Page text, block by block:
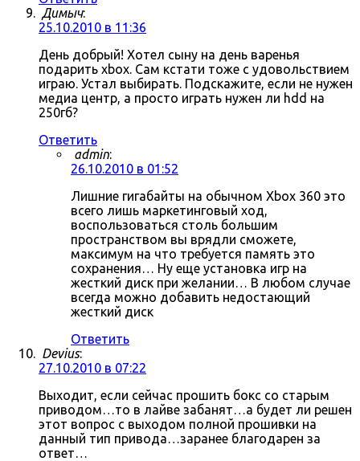
Димыч:
25.10.2010 в 11:36
День добрый! Хотел сыну на день варенья
подарить xbox. Сам кстати тоже с удовольствием
играю. Устал выбирать. Подскажите, если не нужен
медиа центр, а просто играть нужен ли hdd на
250гб?
Ответить
admin:
26.10.2010 в 01:52
Лишние гигабайты на обычном Xbox 360 это
всего лишь маркетинговый ход,
воспользоваться столь большим
пространством вы врядли сможете,
максимум на что требуется память это
сохранения… Ну еще установка игр на
жесткий диск при желании… В любом случае
всегда можно добавить недостающий
жесткий диск
Ответить
Devius:
27.10.2010 в 07:22
Выходит, если сейчас прошить бокс со старым
приводом…то в лайве забанят…а будет ли решен
этот вопрос с выходом полной прошивки на
данный тип привода…заранее благодарен за
ответ…